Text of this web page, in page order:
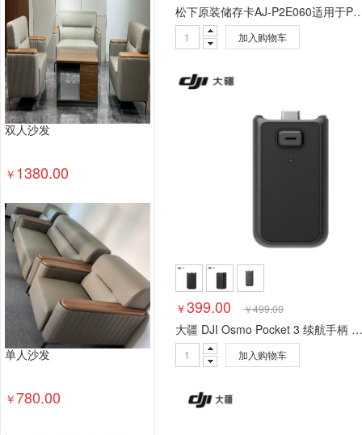
双人沙发
￥ 1380.00
单人沙发
￥780.00
松下原装储存卡AJ-
加入购物车
￥399.00 ￥499.00
大疆 DJI Osmo Pocket 3 续航手柄 Osmo Pocket 3 配件
加入购物车